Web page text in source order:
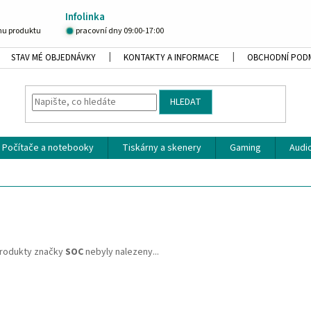
Infolinka
produktu pracovní dny 09:00-17:00
STAV MÉ OBJEDNÁVKY KONTAKTY A INFORMACE OBCHODNÍ
HLEDAT
Počítače a notebooky Tiskárny a skenery Gaming
značky SOCnebyly nalezeny...